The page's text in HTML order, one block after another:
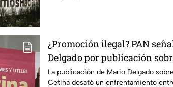
¿Promoción ilegal? PAN
Delgado por publicación
Rita Cetina
La publicación de Mario Delgado
Cetina desató un enfrentamiento